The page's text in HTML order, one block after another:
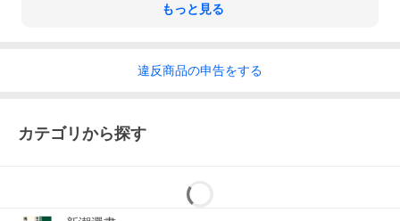
もっと見る
違反商品の申告をする
カテゴリから探す